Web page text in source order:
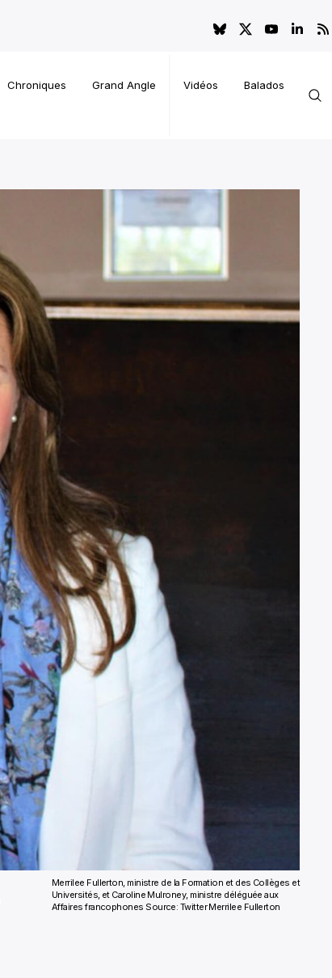
Chroniques Grand Angle Vidéos Balados
Merrilee Fullerton, ministre de la Formation et des Collèges et
Universités, et Caroline Mulroney, ministre déléguée aux
Affaires francophones Source: Twitter Merrilee Fullerton